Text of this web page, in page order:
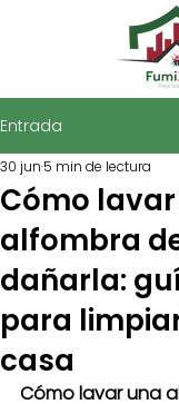
Entrada
Cómo
alfombra
dañarla:
para
casa
30 jun 5 min de lectura
Cómo lavar una